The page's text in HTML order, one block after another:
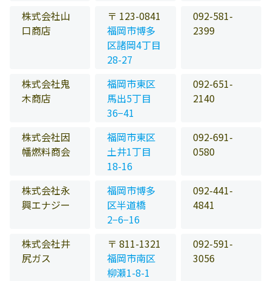
株式会社山
口商店
〒 123-0841
福岡市博多
区諸岡4丁目
28-27
092-581-
2399
株式会社鬼
木商店
福岡市東区
馬出5丁目
36−41
092-651-
2140
株式会社因
幡燃料商会
福岡市東区
土井1丁目
18-16
092-691-
0580
株式会社永
興エナジー
福岡市博多
区半道橋
2−6−16
092-441-
4841
株式会社井
尻ガス
〒 811-1321
福岡市南区
柳瀬1-8-1
092-591-
3056